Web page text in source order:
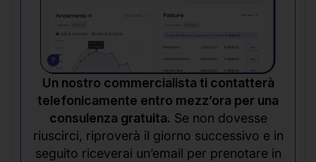
Un nostro commercialista ti contatterà
telefonicamente entro mezz’ora per una
consulenza gratuita. Se non dovesse
riuscirci, riproverà il giorno successivo e in
seguito riceverai un’email per prenotare in